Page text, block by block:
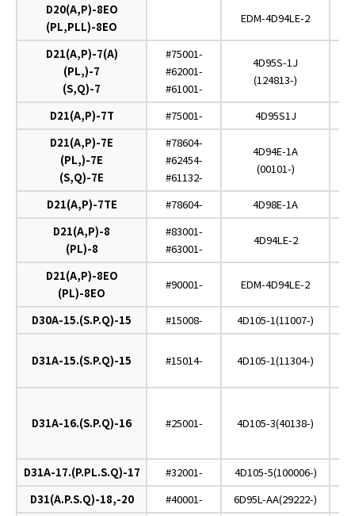
D20(A,P)-8EO
(PL,PLL)-8EO
EDM-4D94LE-2
D21(A,P)-7(A)
(PL,)-7
(S,Q)-7
#75001-
#62001-
#61001-
4D95S-1J
(124813-)
D21(A,P)-7T #75001-
4D95S1J
D21(A,P)-7E
(PL,)-7E
(S,Q)-7E
#78604-
#62454-
#61132-
4D94E-1A
(00101-)
D21(A,P)-7TE #78604-
4D98E-1A
D21(A,P)-8
(PL)-8
#83001-
#63001-
4D94LE-2
D21(A,P)-8EO
(PL)-8EO
#90001- EDM-4D94LE-2
D30A-15.(S.P.Q)-15 #15008- 4D105-1(11007-)
D31A-15.(S.P.Q)-15 #15014- 4D105-1(11304-)
D31A-16.(S.P.Q)-16 #25001- 4D105-3(40138-)
D31A-17.(P.PL.S.Q)-17 #32001-
4D105-5(100006-)
D31(A.P.S.Q)-18,-20
#40001-
6D95L-AA(29222-)